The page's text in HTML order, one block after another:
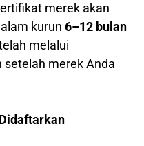
merek akan
kurun 6–12 bulan
melalui
merek Anda